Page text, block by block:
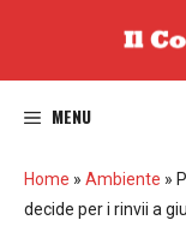
MENU
Home » Ambiente »
decide per i rinvii a